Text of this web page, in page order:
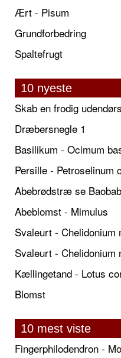
Ært - Pisum
Grundforbedring
Spaltefrugt
10 nyeste
Dræbersnegle 1
Basilikum - Ocimum
Persille - Petroselinum
Abebrødstræ se
Abeblomst - Mimulus
Svaleurt - Chelidonium
Svaleurt - Chelidonium
Kællingetand - Lotus
Blomst
10 mest viste
Fingerphilodendron -